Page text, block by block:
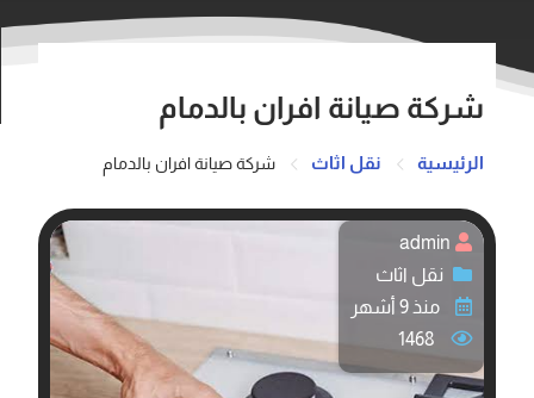
شركة صيانة افران بالدمام
الرئيسية نقل اثاث شركة صيانة افران بالدمام
admin
نقل اثاث
منذ 9 أشهر